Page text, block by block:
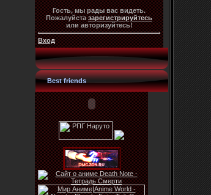
Гость, мы рады вас видеть.
Пожалуйстазарегистрируйтесь
или авторизуйтесь!
Вход
Best friends